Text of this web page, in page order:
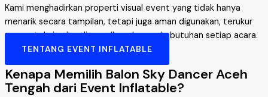
Kami menghadirkan properti visual event yang tidak hanya
menarik secara tampilan, tetapi juga aman digunakan, terukur
secara teknis, dan disesuaikan dengan kebutuhan setiap acara.
TENTANG EVENT INFLATABLE
Kenapa Memilih Balon Sky Dancer Aceh
Tengah dari Event Inflatable?